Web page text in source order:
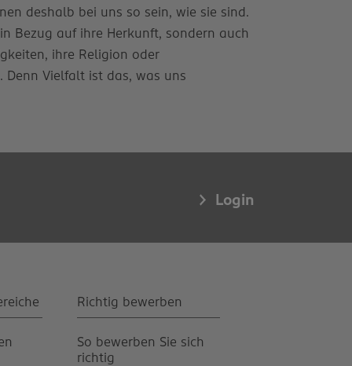
deshalb bei uns so sein, wie sie sind.
Bezug auf ihre Herkunft, sondern auch
ihre Religion oder
Denn Vielfalt ist das, was uns
Login
Richtig bewerben
So bewerben Sie sich
richtig